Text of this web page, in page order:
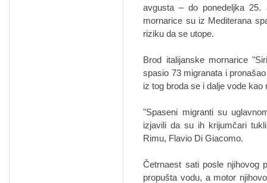
avgusta – do ponedeljka 25.
mornarice su iz Mediterana
riziku da se utope.
Brod italijanske mornarice
spasio 73 migranata i
iz tog broda se i dalje vode kao
"Spaseni migranti su
izjavili da su ih krijumčari
Rimu, Flavio Di Giacomo.
Četrnaest sati posle njihovog
propušta vodu, a motor